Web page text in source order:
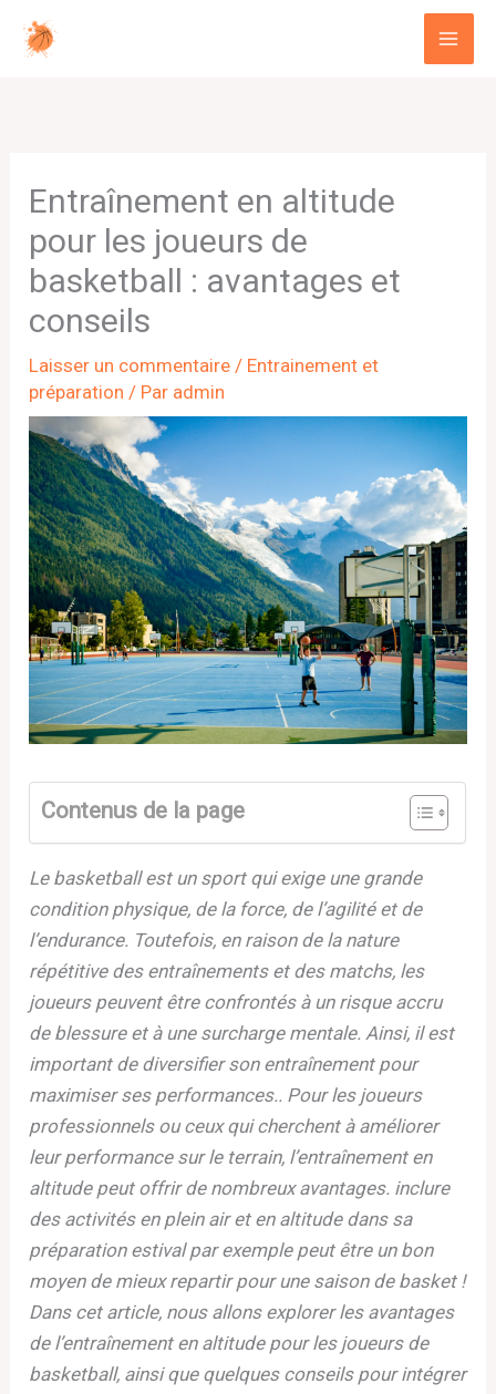
Aller
Entraînement en altitude
pour les joueurs de
basketball : avantages et
conseils
Laisser un commentaire / Entrainement et
préparation / Par admin
Contenus de la page
Le basketball est un sport qui exige une grande
condition physique, de la force, de l’agilité et de
l’endurance. Toutefois, en raison de la nature
répétitive des entraînements et des matchs, les
joueurs peuvent être confrontés à un risque accru
de blessure et à une surcharge mentale. Ainsi, il est
important de diversifier son entraînement pour
maximiser ses performances.. Pour les joueurs
professionnels ou ceux qui cherchent à améliorer
leur performance sur le terrain, l’entraînement en
altitude peut offrir de nombreux avantages. inclure
des activités en plein air et en altitude dans sa
préparation estival par exemple peut être un bon
moyen de mieux repartir pour une saison de basket !
Dans cet article, nous allons explorer les avantages
de l’entraînement en altitude pour les joueurs de
basketball, ainsi que quelques conseils pour intégrer